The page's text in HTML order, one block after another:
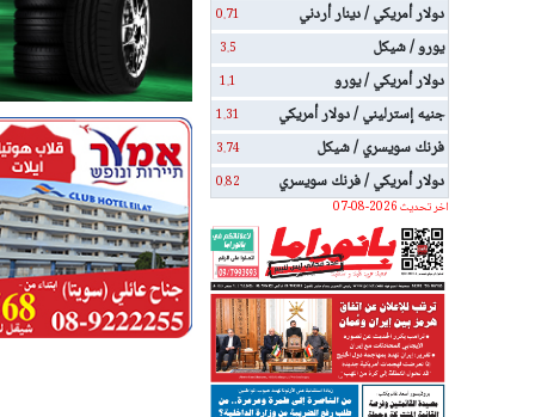
دولار أمريكي / دينار أردني 0.71
يورو / شيكل 3.5
دولار أمريكي / يورو 1.1
جنيه إسترليني / دولار أمريكي 1.31
فرنك سويسري / شيكل 3.74
دولار أمريكي / فرنك سويسري
0.82
اخر تحديث 2026-08-07